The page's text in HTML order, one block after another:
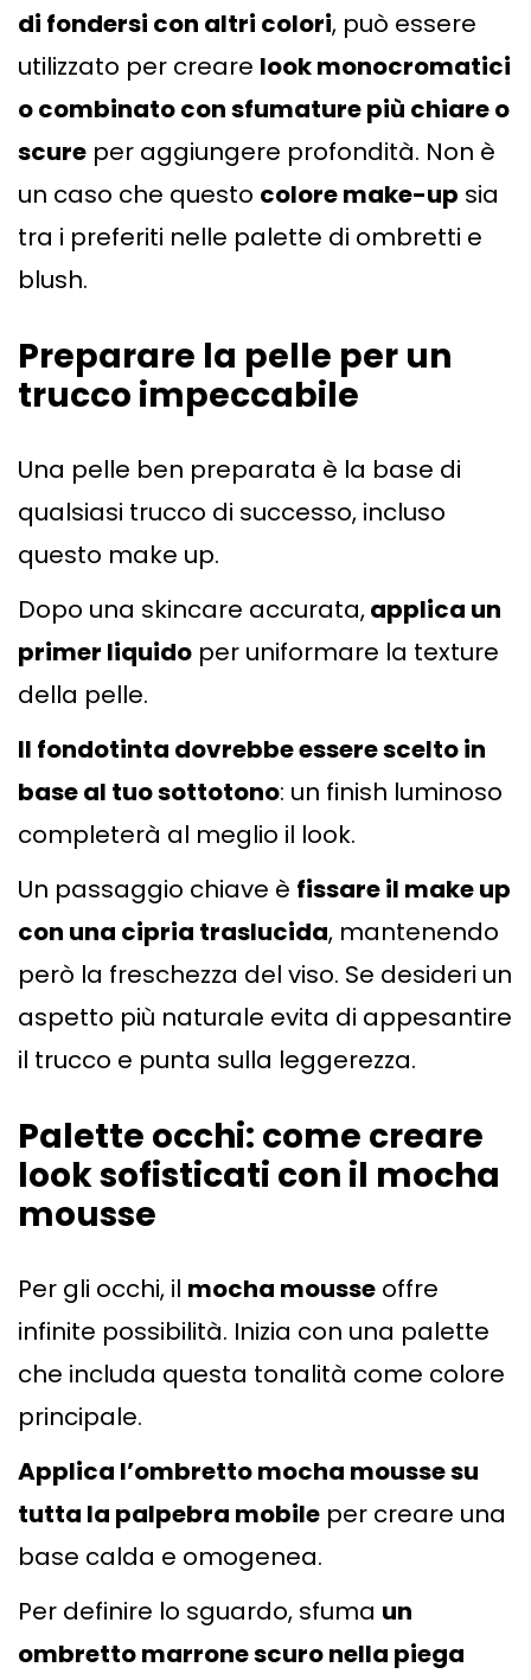
di fondersi con altri colori, può essere
utilizzato per creare look monocromatici
o combinato con sfumature più chiare o
scure per aggiungere profondità. Non è
un caso che questo colore make-up sia
tra i preferiti nelle palette di ombretti e
blush.
Preparare la pelle per un
trucco impeccabile
Una pelle ben preparata è la base di
qualsiasi trucco di successo, incluso
questo make up.
Dopo una skincare accurata,applica un
primer liquido per uniformare la texture
della pelle.
Il fondotinta dovrebbe essere scelto in
base al tuo sottotono: un finish luminoso
completerà al meglio il look.
Un passaggio chiave è fissare il make up
con una cipria traslucida, mantenendo
però la freschezza del viso. Se desideri un
aspetto più naturale evita di appesantire
il trucco e punta sulla leggerezza.
Palette occhi: come creare
look sofisticati con il mocha
mousse
Per gli occhi, il mocha mousse offre
infinite possibilità. Inizia con una palette
che includa questa tonalità come colore
principale.
Applica l’ombretto mocha mousse su
tutta la palpebra mobile per creare una
base calda e omogenea.
Per definire lo sguardo, sfuma un
ombretto marrone scuro nella piega